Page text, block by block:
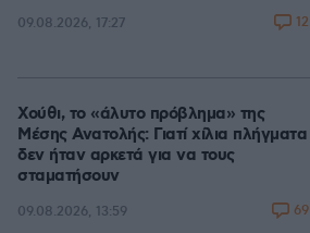
09.08.2026, 17:27 12
Χούθι, το «άλυτο πρόβλημα» της
Μέσης Ανατολής: Γιατί χίλια πλήγματα
δεν ήταν αρκετά για να τους
σταματήσουν
09.08.2026, 13:59 69